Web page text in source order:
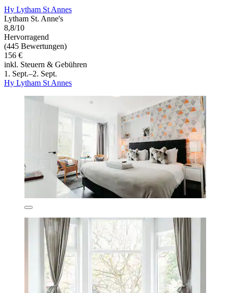
Hy Lytham St Annes
Lytham St. Anne's
8,8/10
Hervorragend
(445 Bewertungen)
156 €
inkl. Steuern & Gebühren
1. Sept.–2. Sept.
Hy Lytham St Annes